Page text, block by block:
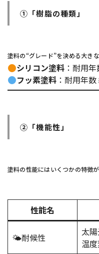
①「樹脂の種類」
塗料の“グレード”を決める大きな
シリコン塗料 ：耐用
フッ素塗料 ：耐用年
②「機能性」
塗料の性能にはいくつかの特徴
性能名
🌤耐候性
太
温